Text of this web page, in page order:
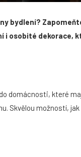
bydlení?
i osobité dekorace,
domácnosti, které
Skvělou možností,